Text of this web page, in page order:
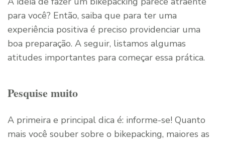
para você? Então, saiba que para ter uma
experiência positiva é preciso providenciar uma
boa preparação. A seguir, listamos algumas
atitudes importantes para começar essa prática.
Pesquise muito
A primeira e principal dica é: informe-se! Quanto
mais você souber sobre o bikepacking, maiores as